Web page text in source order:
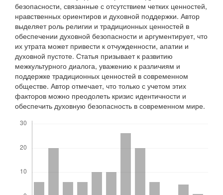
безопасности, связанные с отсутствием четких ценностей,
нравственных ориентиров и духовной поддержки. Автор
выделяет роль религии и традиционных ценностей в
обеспечении духовной безопасности и аргументирует, что
их утрата может привести к отчужденности, апатии и
духовной пустоте. Статья призывает к развитию
межкультурного диалога, уважению к различиям и
поддержке традиционных ценностей в современном
обществе. Автор отмечает, что только с учетом этих
факторов можно преодолеть кризис идентичности и
обеспечить духовную безопасность в современном мире.